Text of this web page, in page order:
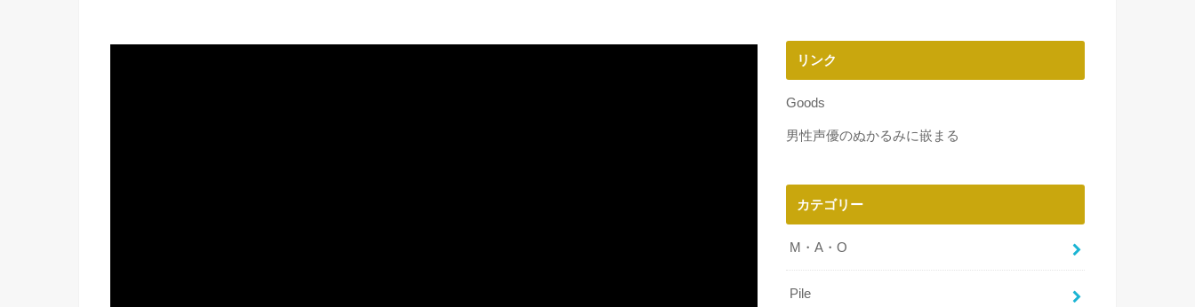
リンク
Goods
男性声優のぬかるみに嵌まる
カテゴリー
M・A・O
Pile